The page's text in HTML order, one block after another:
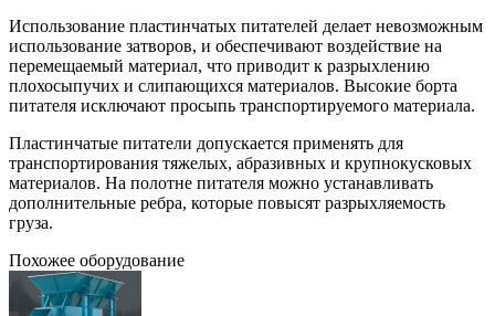
Использование пластинчатых питателей делает невозможным
использование затворов, и обеспечивают воздействие на
перемещаемый материал, что приводит к разрыхлению
плохосыпучих и слипающихся материалов. Высокие борта
питателя исключают просыпь транспортируемого материала.
Пластинчатые питатели допускается применять для
транспортирования тяжелых, абразивных и крупнокусковых
материалов. На полотне питателя можно устанавливать
дополнительные ребра, которые повысят разрыхляемость
груза.
Похожее оборудование